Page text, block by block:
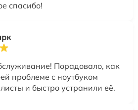
спасибо!
Порадовало, как
проблеме с ноутбуком
и быстро устранили её.